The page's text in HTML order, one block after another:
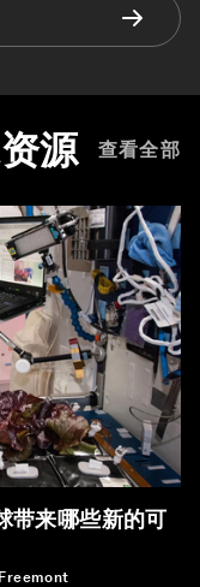
源 查看全部
带来哪些新的可